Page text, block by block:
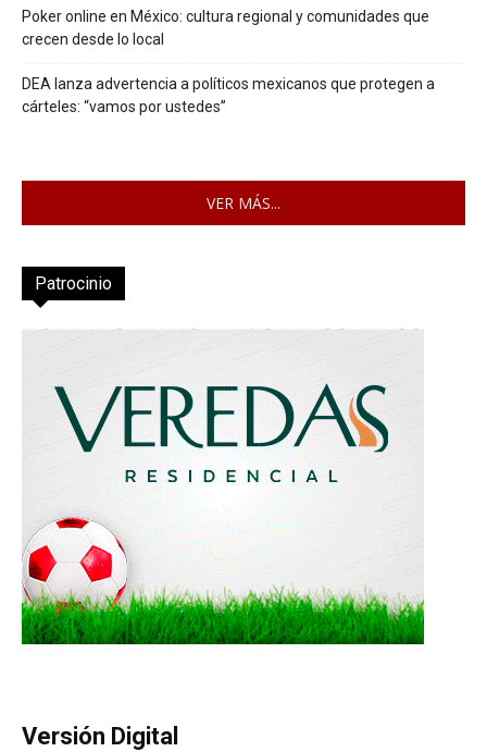
Poker online en México: cultura regional y comunidades que
crecen desde lo local
DEA lanza advertencia a políticos mexicanos que protegen a
cárteles: “vamos por ustedes”
VER MÁS...
Patrocinio
Versión Digital